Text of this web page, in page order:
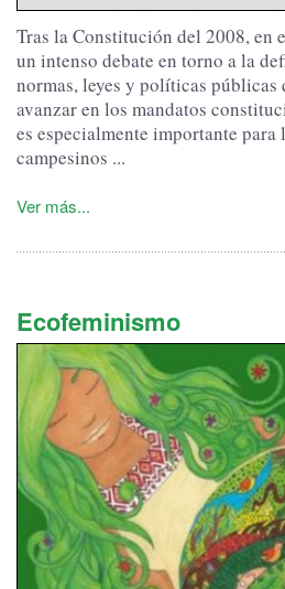
Tras la Constitución del 2008, en
un intenso debate en torno a la
normas, leyes y políticas públicas
avanzar en los mandatos
es especialmente importante para
campesinos ...
Ver más...
Ecofeminismo